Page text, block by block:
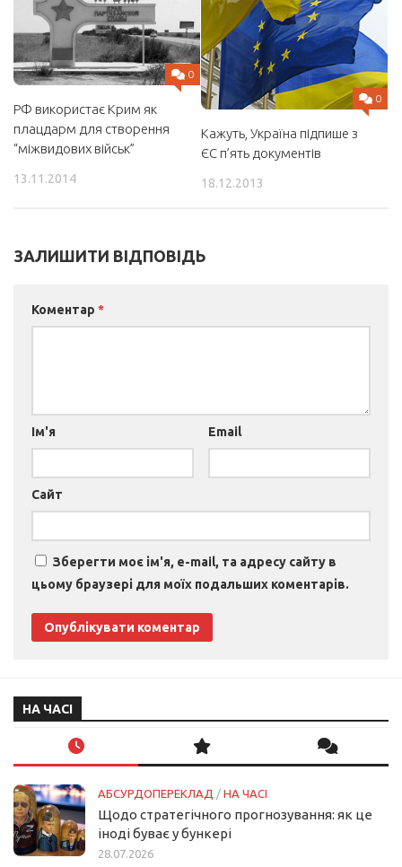
0
РФ використає Крим як
плацдарм для створення
“міжвидових військ”
13.11.2014
0
Кажуть, Україна підпише з
ЄС п’ять документів
18.12.2013
ЗАЛИШИТИ ВІДПОВІДЬ
Коментар *
Ім'я Email
Сайт
Зберегти моє ім'я, e-mail, та адресу сайту в
цьому браузері для моїх подальших коментарів.
НА ЧАСІ
АБСУРДОПЕРЕКЛАД / НА ЧАСІ
Щодо стратегічного прогнозування: як це
іноді буває у бункері
28.07.2026